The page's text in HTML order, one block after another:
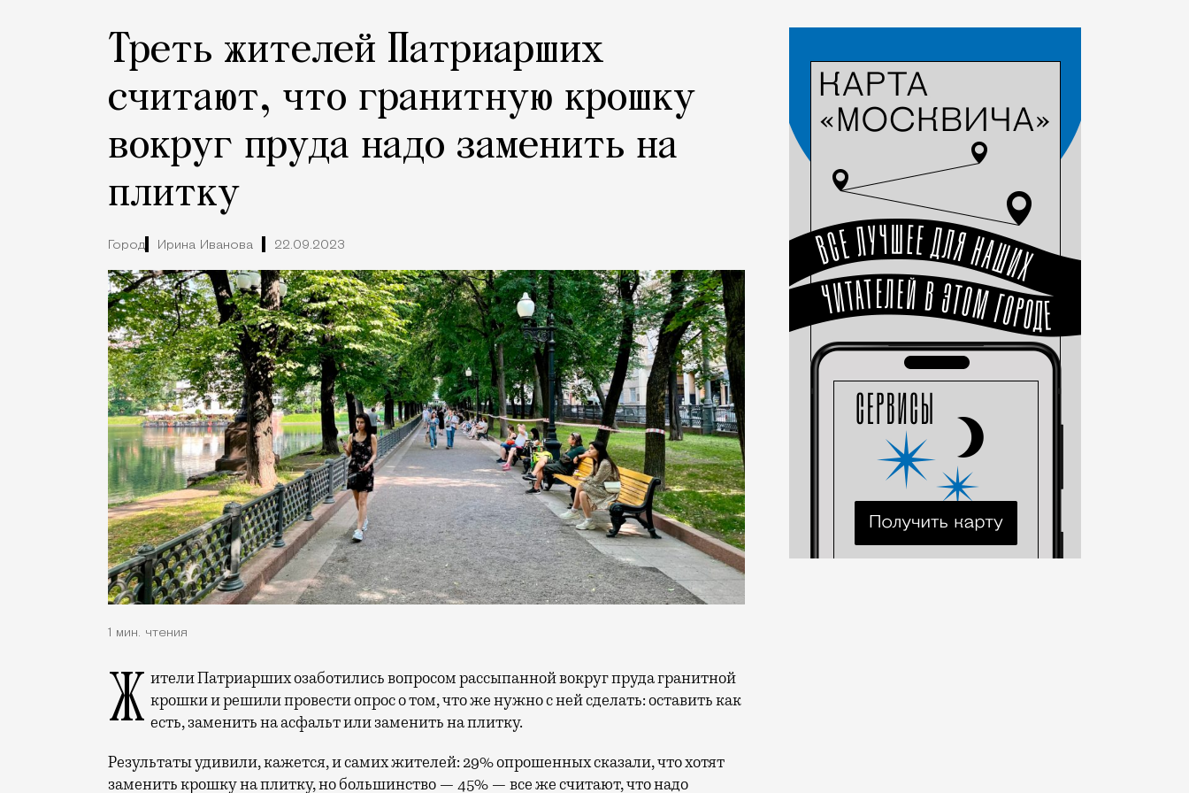
Треть жителей Патриарших
считают, что гранитную крошку
вокруг пруда надо заменить на
плитку
Город Ирина Иванова 22.09.2023
1 мин. чтения
Жители Патриарших озаботились вопросом рассыпанной вокруг пруда гранитной крошки и решили провести опрос о том, что же нужно с ней сделать: оставить как
есть, заменить на асфальт или заменить на плитку.
Результаты удивили, кажется, и самих жителей: 29% опрошенных сказали, что хотят
заменить крошку на плитку, но большинство — 45% — все же считают, что надо